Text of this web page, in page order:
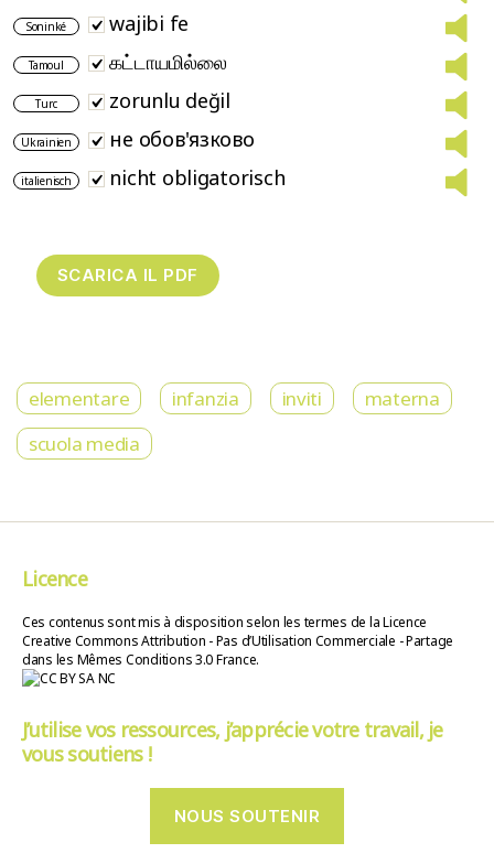
Soninké wajibi fe
Tamoul கட்டாயமில்லை
Turc zorunlu değil
Ukrainien не обов'язково
italienisch nicht obligatorisch
elementare infanzia inviti
materna
scuola media
Licence
Ces contenus sont mis à disposition selon les termes de la Licence
Creative Commons Attribution - Pas d’Utilisation Commerciale - Partage
dans les Mêmes Conditions 3.0 France.
J’utilise vos ressources, j’apprécie votre travail, je
vous soutiens !
NOUS SOUTENIR